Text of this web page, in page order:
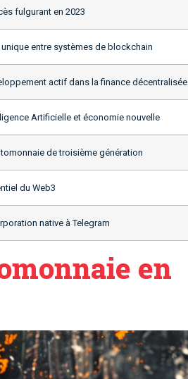
fulgurant en 2023
unique entre systèmes de blockchain
actif dans la finance décentralisée
Artificielle et économie nouvelle
de troisième génération
du Web3
native à Telegram
en